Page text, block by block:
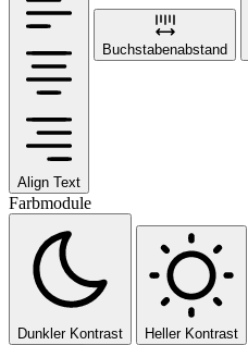
Align Text
Buchstabenabstand
Farbmodule
Dunkler Kontrast Heller Kontrast